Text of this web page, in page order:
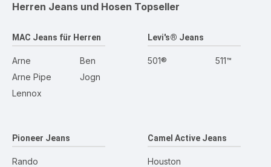
Herren Jeans und Hosen Topseller
MAC Jeans für Herren
Arne
Arne Pipe
Lennox
Ben
Jogn
Levi's® Jeans
501® 511™
Pioneer Jeans
Rando
Camel Active Jeans
Houston